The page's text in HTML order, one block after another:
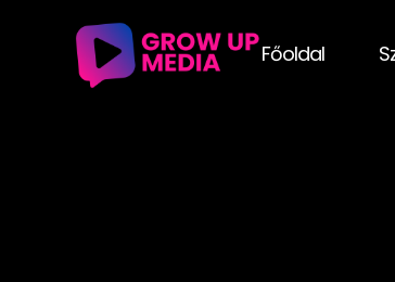
Főoldal